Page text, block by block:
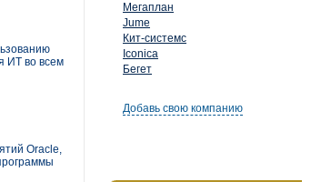
Мегаплан
Jume
Кит-системс
Iconica
Бегет
Добавь свою компанию
ИТ во всем
Oracle,